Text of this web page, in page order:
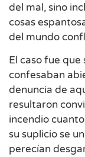
del mal, sino
cosas
del mundo
El caso fue
confesaban
denuncia de
resultaron
incendio
su suplicio se
perecían